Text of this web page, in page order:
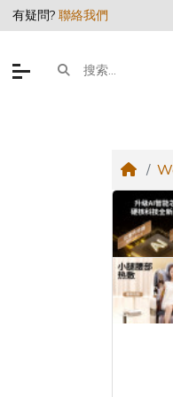
有疑問? 聯絡我們